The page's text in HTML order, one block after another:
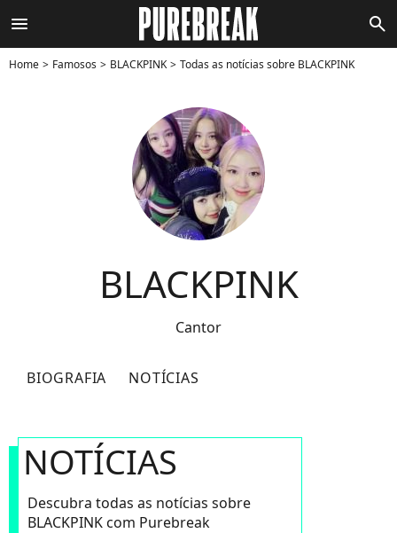
menu search
Home Famosos BLACKPINK Todas as notícias sobre BLACKPINK
BLACKPINK
Cantor
BIOGRAFIA NOTÍCIAS
NOTÍCIAS
Descubra todas as notícias sobre
BLACKPINK com Purebreak